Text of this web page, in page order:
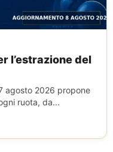
l’estrazione del
agosto 2026 propone
ruota, da...